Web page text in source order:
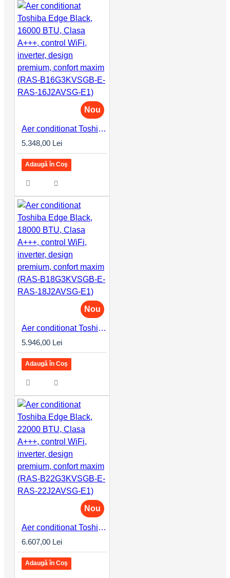
Nou
Aer conditionat Toshiba Edge Black, 16000 BTU, Clasa A+++, control WiFi, inverter, design premium, confort maxim (RAS-B16G3KVSGB-E-RAS-16J2AVSG-E1)
5.348,00 Lei
Adaugă în Coş
Nou
Aer conditionat Toshiba Edge Black, 18000 BTU, Clasa A+++, control WiFi, inverter, design premium, confort maxim (RAS-B18G3KVSGB-E-RAS-18J2AVSG-E1)
5.946,00 Lei
Adaugă în Coş
Nou
Aer conditionat Toshiba Edge Black, 22000 BTU, Clasa A+++, control WiFi, inverter, design premium, confort maxim (RAS-B22G3KVSGB-E-RAS-22J2AVSG-E1)
6.607,00 Lei
Adaugă în Coş